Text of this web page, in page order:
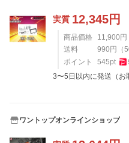
実質 12,345円
商品価格 11,900 円
送料
990 円 （
ポイント
545pt
3〜5日以内に発送（お
ワントップオンラインショップ